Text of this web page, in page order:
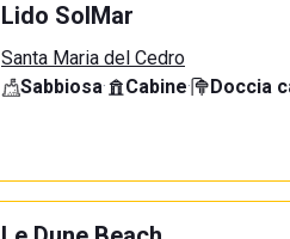
Lido SolMar
Santa Maria del Cedro
Sabbiosa· Cabine· Doccia